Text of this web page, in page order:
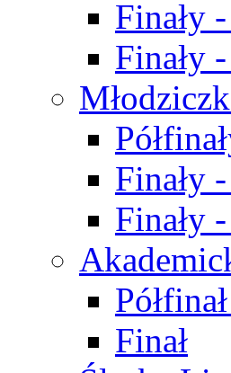
Finały
Finały
Finały
Finały
Finał